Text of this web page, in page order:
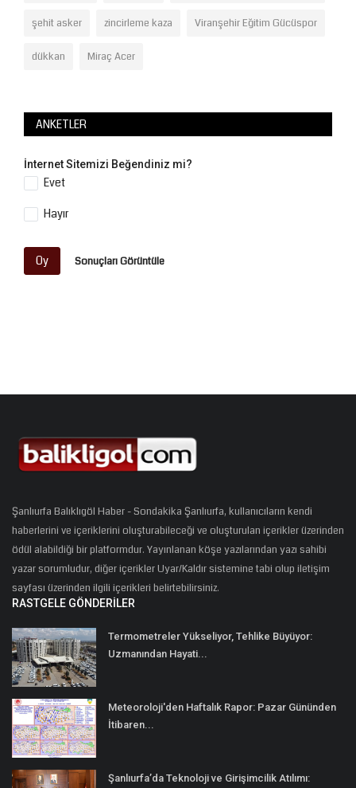
şehit asker zincirleme kaza Viranşehir Eğitim Gücüspor
dükkan Miraç Acer
ANKETLER
İnternet Sitemizi Beğendiniz mi?
Evet
Hayır
Oy Sonuçları Görüntüle
Şanlıurfa Balıklıgöl Haber - Sondakika Şanlıurfa, kullanıcıların kendi
haberlerini ve içeriklerini oluşturabileceği ve oluşturulan içerikler üzerinden
ödül alabildiği bir platformdur. Yayınlanan köşe yazılarından yazı sahibi
yazar sorumludur, diğer içerikler Uyar/Kaldır sistemine tabi olup iletişim
sayfası üzerinden ilgili içerikleri belirtebilirsiniz.
RASTGELE GÖNDERILER
Termometreler Yükseliyor, Tehlike Büyüyor:
Uzmanından Hayati...
Meteoroloji'den Haftalık Rapor: Pazar Gününden
İtibaren...
Şanlıurfa’da Teknoloji ve Girişimcilik Atılımı: